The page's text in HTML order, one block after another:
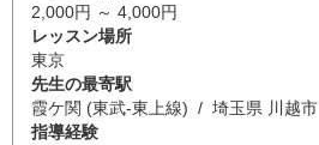
2,000円 ～ 4,000円
レッスン場所
東京
先生の最寄駅
霞ケ関 (東武-東上線) / 埼玉県 川越市
指導経験